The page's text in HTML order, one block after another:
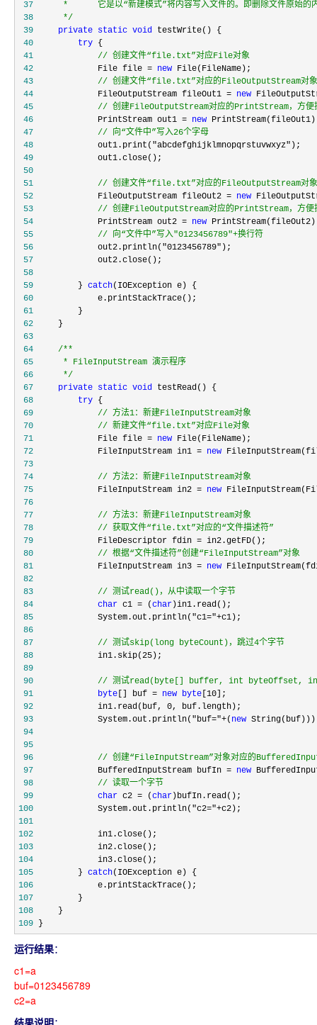
37
38
*/
39
private static void
40
try
41
// 创建文件“file.txt”对应File对象
42
             File file =
new
43
// 创建文件“file.txt”对应的FileOutputStream对象
44
             FileOutputStream fileOut1 =
new
45
// 创建FileOutputStream对应的PrintStream，方便
46
             PrintStream out1 =
new
47
// 向“文件中”写入26个字母
48
             out1.print("abcdefghijklmnopqrstuvwxyz"
49
50
51
// 创建文件“file.txt”对应的FileOutputStream对象
52
             FileOutputStream fileOut2 =
new
53
// 创建FileOutputStream对应的PrintStream，方便
54
             PrintStream out2 =
new
55
// 向“文件中”写入"0123456789"+换行符
56
             out2.println("0123456789"
57
58
59
         }
catch
60
61
62
63
64
/**
65
66
*/
67
private static void
68
try
69
//
70
// 新建文件“file.txt”对应File对象
71
             File file =
new
72
             FileInputStream in1 =
new
73
74
// 方法2：新建FileInputStream对象
75
             FileInputStream in2 =
new
76
77
//
78
// 获取文件“file.txt”对应的“文件描述符”
79
             FileDescriptor fdin =
80
// 根据“文件描述符”创建“FileInputStream”对象
81
             FileInputStream in3 =
new
82
83
// 测试read()，从中读取一个字节
84
char c1 = (char
85
             System.out.println("c1="+
86
87
// 测试skip(long byteCount)，跳过4个字节
88
             in1.skip(25
89
90
// 测试read(byte[] buffer, int byteOffset,
91
byte [] buf = new byte [10
92
             in1.read(buf, 0
93
             System.out.println("buf="+(
new
94
95
96
// 创建“FileInputStream”对象对应的
97
             BufferedInputStream bufIn =
new
98
// 读取一个字节
99
char c2 = (char
100
             System.out.println("c2="+
101
102
103
104
105
         }
catch
106
107
108
109 }
运行结果：
c1=a
buf=0123456789
c2=a
结果说明：